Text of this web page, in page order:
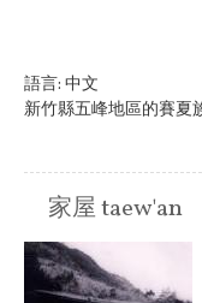
語言: 中文
新竹縣五峰地區的賽夏
家屋 taew'an